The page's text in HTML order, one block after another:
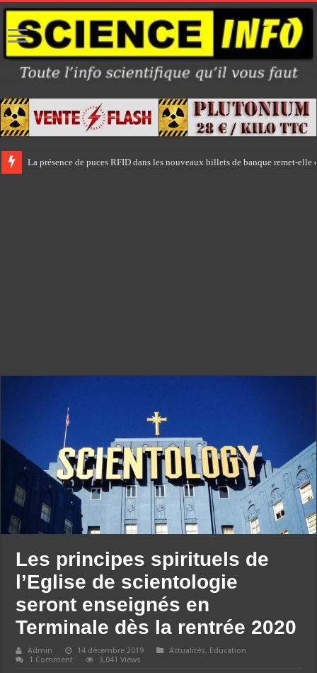
La présence de puces RFID dans les nouveaux billets de banque remet-
Les principes spirituels de
l’Eglise de scientologie
seront enseignés en
Terminale dès la rentrée 2020
Admin 14 décembre 2019 Actualités, Education
1 Comment
3,041 Views